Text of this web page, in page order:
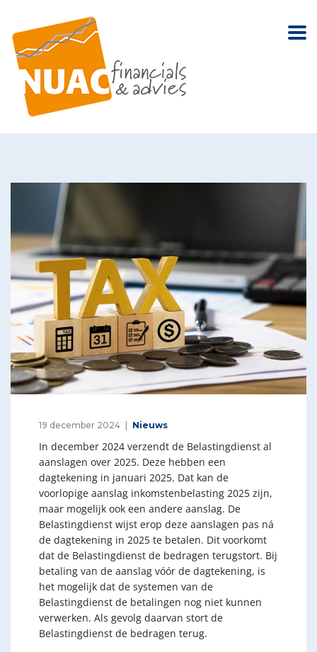
19 december 2024 Nieuws
In december 2024 verzendt de Belastingdienst al
aanslagen over 2025. Deze hebben een
dagtekening in januari 2025. Dat kan de
voorlopige aanslag inkomstenbelasting 2025 zijn,
maar mogelijk ook een andere aanslag. De
Belastingdienst wijst erop deze aanslagen pas ná
de dagtekening in 2025 te betalen. Dit voorkomt
dat de Belastingdienst de bedragen terugstort. Bij
betaling van de aanslag vóór de dagtekening, is
het mogelijk dat de systemen van de
Belastingdienst de betalingen nog niet kunnen
verwerken. Als gevolg daarvan stort de
Belastingdienst de bedragen terug.